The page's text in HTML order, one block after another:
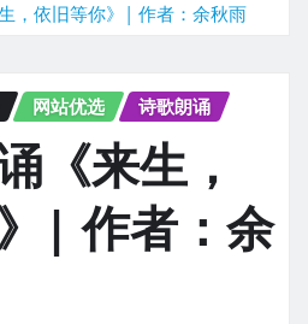
，依旧等你》| 作者：余秋雨
网站优选 诗歌朗诵
《来生，
| 作者：余